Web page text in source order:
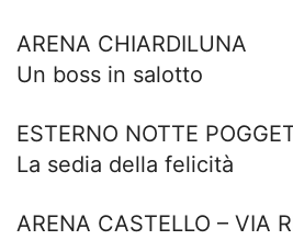
ARENA CHIARDILUNA
Un boss in salotto
ESTERNO NOTTE
La sedia della felicità
ARENA CASTELLO – VIA